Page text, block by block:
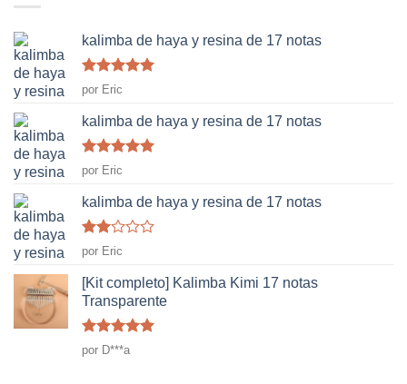
kalimba de haya y resina de 17 notas
Rated
5
por Eric
kalimba de haya y resina de 17 notas
Rated
5
por Eric
kalimba de haya y resina de 17 notas
Rated
2
5
por Eric
[Kit completo] Kalimba Kimi 17 notas
Transparente
Rated5
5
por D***a